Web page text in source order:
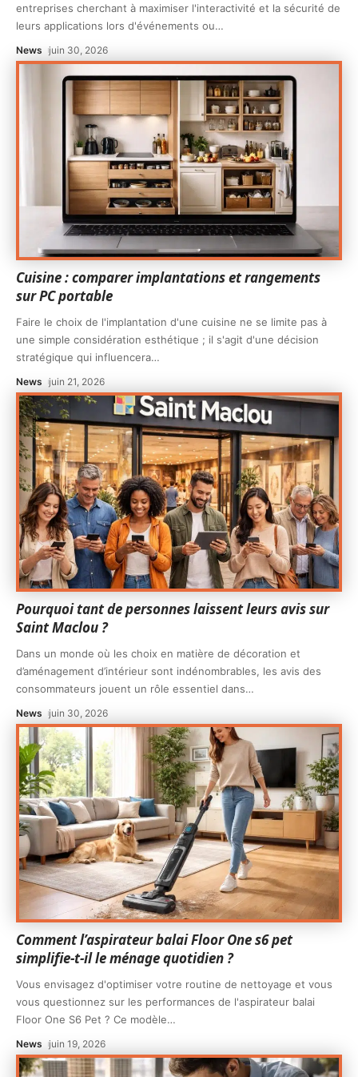
entreprises cherchant à maximiser l'interactivité et la sécurité de
leurs applications lors d'événements ou…
News juin 30, 2026
Cuisine : comparer implantations et rangements
sur PC portable
Faire le choix de l'implantation d'une cuisine ne se limite pas à
une simple considération esthétique ; il s'agit d'une décision
stratégique qui influencera…
News juin 21, 2026
Pourquoi tant de personnes laissent leurs avis sur
Saint Maclou ?
Dans un monde où les choix en matière de décoration et
d’aménagement d’intérieur sont indénombrables, les avis des
consommateurs jouent un rôle essentiel dans…
News juin 30, 2026
Comment l’aspirateur balai Floor One s6 pet
simplifie-t-il le ménage quotidien ?
Vous envisagez d'optimiser votre routine de nettoyage et vous
vous questionnez sur les performances de l'aspirateur balai
Floor One S6 Pet ? Ce modèle…
News juin 19, 2026